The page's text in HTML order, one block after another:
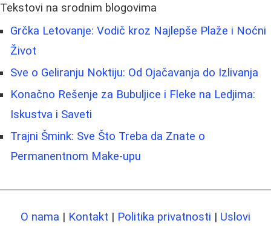
Tekstovi na srodnim blogovima
Grčka Letovanje: Vodič kroz Najlepše Plaže i Noćni
Život
Sve o Geliranju Noktiju: Od Ojačavanja do Izlivanja
Konačno Rešenje za Bubuljice i Fleke na Ledjima:
Iskustva i Saveti
Trajni Šmink: Sve Što Treba da Znate o
Permanentnom Make-upu
O nama | Kontakt | Politika privatnosti | Uslovi